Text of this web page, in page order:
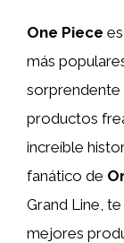
One Piece
más
sorprendente
productos
increíble
fanático de
Grand Line,
mejores